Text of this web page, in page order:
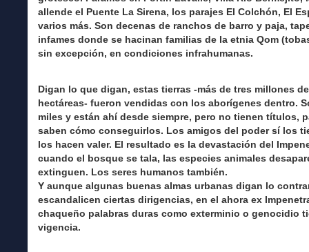
allende el Puente La Sirena, los parajes El Colchón, El
varios más. Son decenas de ranchos de barro y paja,
infames donde se hacinan familias de la etnia Qom
sin excepción, en condiciones infrahumanas.
Digan lo que digan, estas tierras -más de tres millones de
hectáreas- fueron vendidas con los aborígenes dentro.
miles y están ahí desde siempre, pero no tienen títulos,
saben cómo conseguirlos. Los amigos del poder sí los
los hacen valer. El resultado es la devastación del
cuando el bosque se tala, las especies animales
extinguen. Los seres humanos también.
Y aunque algunas buenas almas urbanas digan lo
escandalicen ciertas dirigencias, en el ahora ex
chaqueño palabras duras como exterminio o genocidio
vigencia.